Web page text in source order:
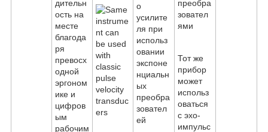
о
усилите
ля при
использ
овании
экспоне
нциальн
ых
преобра
зовател
ей
Тот же
прибор
может
использ
оваться
с эхо-
импульс